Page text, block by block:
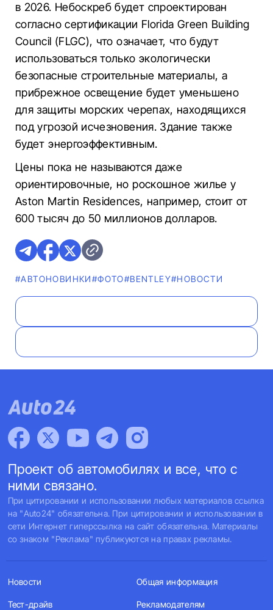
в 2026. Небоскреб будет спроектирован
согласно сертификации Florida Green Building
Council (FLGC), что означает, что будут
использоваться только экологически
безопасные строительные материалы, а
прибрежное освещение будет уменьшено
для защиты морских черепах, находящихся
под угрозой исчезновения. Здание также
будет энергоэффективным.
Цены пока не называются даже
ориентировочные, но роскошное жилье у
Aston Martin Residences, например, стоит от
600 тысяч до 50 миллионов долларов.
#AВТОНОВИНКИ#ФОТО#BENTLEY#НОВОСТИ
Проект об автомобилях и все, что с
ними связано.
При цитировании и использовании любых материалов ссылка
на "Auto24" обязательна. При цитировании и использовании в
сети Интернет гиперссылка на сайт обязательна. Материалы
со знаком "Реклама" публикуются на правах рекламы.
Новости
Тест-драйв
Общая информация
Рекламодателям